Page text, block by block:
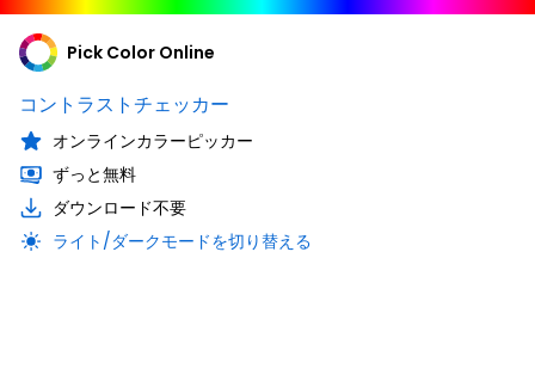
Pick Color Online
コントラストチェッカー
オンラインカラーピッカー
ずっと無料
ダウンロード不要
ライト/ダークモードを切り替える